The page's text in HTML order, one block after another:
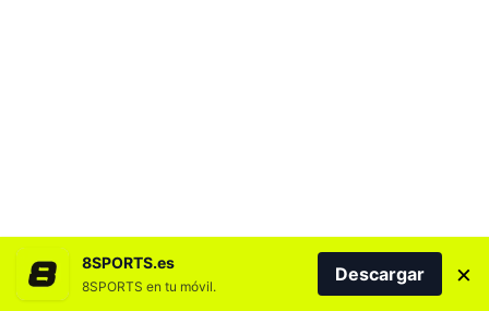
8SPORTS.es
8SPORTS en tu móvil.
Descargar ×